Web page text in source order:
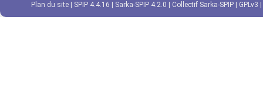
Plan du site SPIP 4.4.16 Sarka-SPIP 4.2.0 Collectif Sarka-SPIP GPLv3